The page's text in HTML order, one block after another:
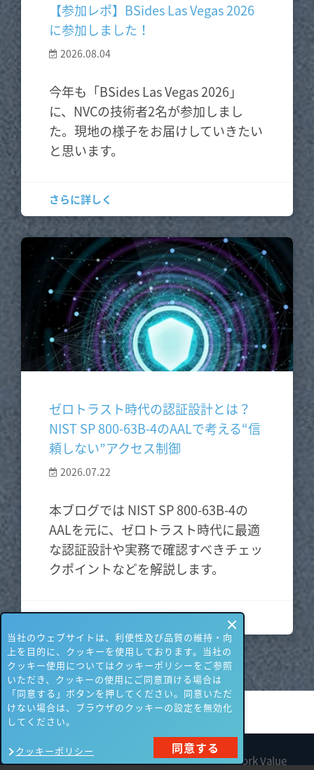
【参加レポ】BSides Las Vegas 2026
に参加しました！
2026.08.04
今年も「BSides Las Vegas 2026」
に、NVCの技術者2名が参加しまし
た。現地の様子をお届けしていきたい
と思います。
さらに詳しく
ゼロトラスト時代の認証設計とは？
NIST SP 800-63B-4のAALで考える“信
頼しない”アクセス制御
2026.07.22
本ブログでは NIST SP 800-63B-4の
AALを元に、ゼロトラスト時代に最適
な認証設計や実務で確認すべきチェッ
クポイントなどを解説します。
さらに詳しく
All contents are Copyright © 1990-2026 Network Value
当社のウェブサイトは、利便性及び品質の維持・向
上を目的に、クッキーを使用しております。当社の
クッキー使用についてはクッキーポリシーをご参照
いただき、クッキーの使用にご同意頂ける場合は
「同意する」ボタンを押してください。同意いただ
けない場合は、ブラウザのクッキーの設定を無効化
してください。
クッキーポリシー 同意する